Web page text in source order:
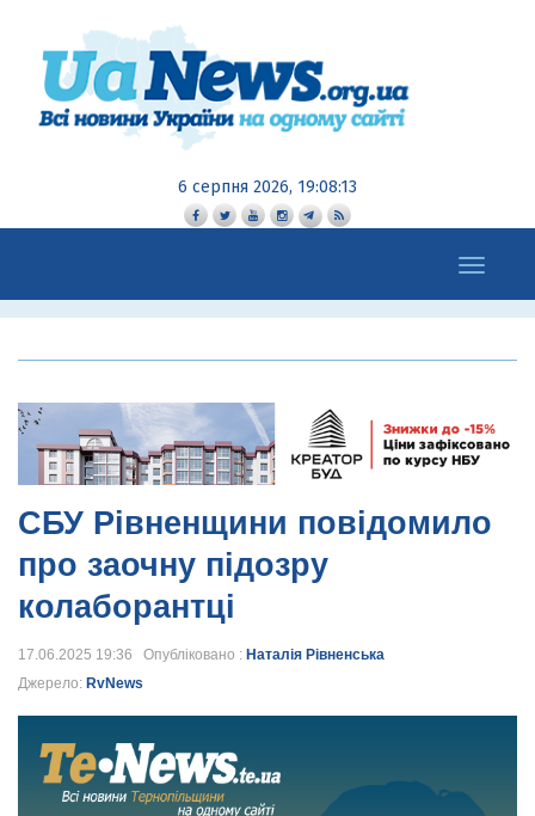
6 серпня 2026, 19:08:14
Toggle
navigation
СБУ Рівненщини повідомило
про заочну підозру
колаборантці
17.06.2025 19:36 Опубліковано : Наталія Рівненська
Джерело: RvNews